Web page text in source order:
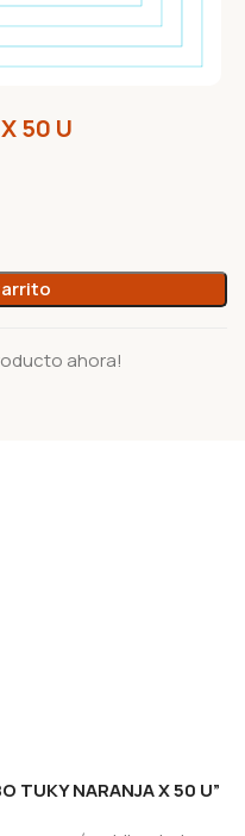
50 U
ahora!
TUKY NARANJA X 50 U”